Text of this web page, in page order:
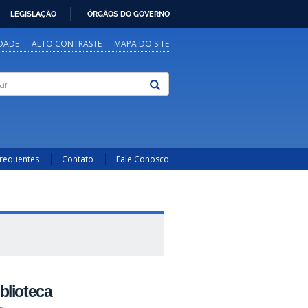
LEGISLAÇÃO ÓRGÃOS DO GOVERNO
ALTO CONTRASTE MAPA DO SITE
Contato Fale Conosco